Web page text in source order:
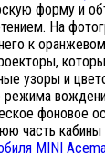
форму и
На
к
узоры и
режима
фоновое
часть кабины